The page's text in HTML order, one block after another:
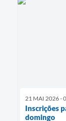
21 MAI 2026 -
Inscrições
domingo